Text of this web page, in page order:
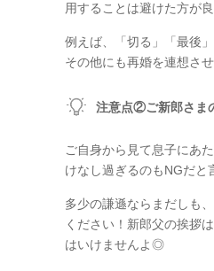
用することは避けた方が
例えば、「切る」「最後
その他にも再婚を連想さ
注意点②ご新郎さま
ご自身から見て息子にあ
けなし過ぎるのもNGだと
多少の謙遜ならまだしも
ください！新郎父の挨拶
はいけませんよ◎